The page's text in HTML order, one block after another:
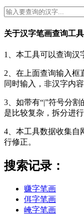
关于汉字笔画查询工具
1、本工具可以查询汉
2、在上面查询输入框
同时输入，非汉字内
3、如带有“|”符号分
是比较复杂，拆分进行
4、本工具数据收集自
行修正。
搜索记录：
赚字笔画
佴字笔画
崦字笔画